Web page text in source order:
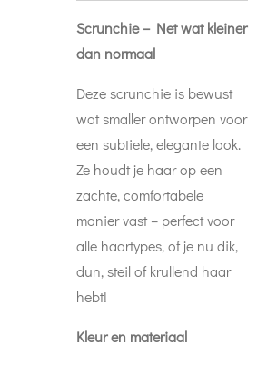
Scrunchie – Net wat kleiner
dan normaal
Deze scrunchie is bewust
wat smaller ontworpen voor
een subtiele, elegante look.
Ze houdt je haar op een
zachte, comfortabele
manier vast – perfect voor
alle haartypes, of je nu dik,
dun, steil of krullend haar
hebt!
Kleur en materiaal